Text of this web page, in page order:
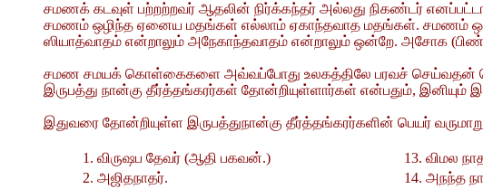
சமணக் கடவுள் பற்றற்றவர் ஆதலின் நிர்க்கந்தர் அல்லது நிகண்டர்
சமணம் ஒழிந்த ஏனைய மதங்கள் எல்லாம் ஏகாந்தவாத மதங்கள். சமணம்
ஸியாத்வாதம் என்றாலும் அநேகாந்தவாதம் என்றாலும் ஒன்றே. அசோக
சமண சமயக் கொள்கைகளை அவ்வப்போது உலகத்திலே பரவச் செய்வதன்
இருபத்து நான்கு தீர்த்தங்கரர்கள் தோன்றியுள்ளார்கள் என்பதும்,
இதுவரை தோன்றியுள்ள இருபத்துநான்கு தீர்த்தங்கரர்களின் பெயர்
1. விருஷப தேவர் (ஆதி பகவன்.)
13. விமல
2. அஜிதநாதர்.
14. அநந்த